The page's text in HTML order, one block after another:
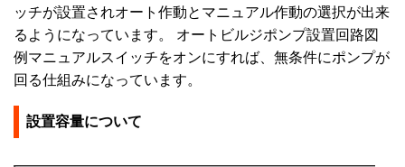
ッチが設置されオート作動とマニュアル作動の選択が出来
るようになっています。 オートビルジポンプ設置回路図
例マニュアルスイッチをオンにすれば、無条件にポンプが
回る仕組みになっています。
設置容量について